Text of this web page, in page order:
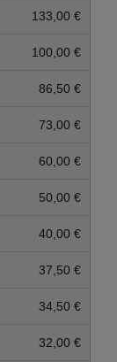
133,00 €
100,00 €
86,50 €
73,00 €
60,00 €
50,00 €
40,00 €
37,50 €
34,50 €
32,00 €